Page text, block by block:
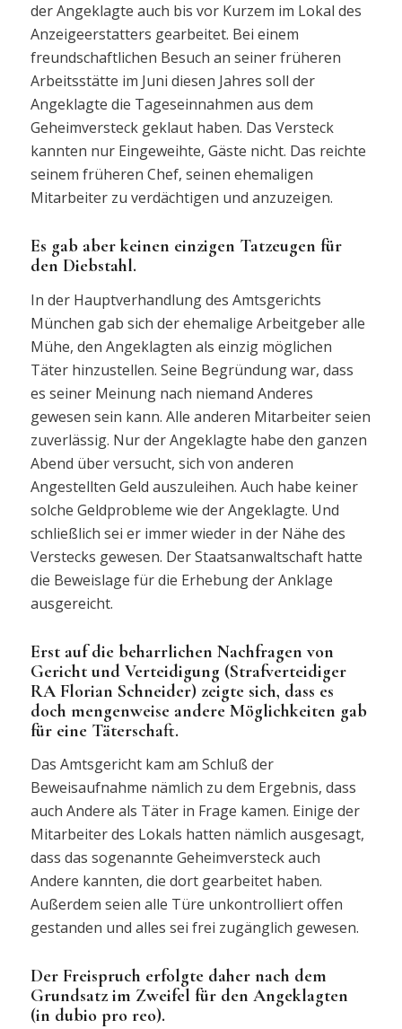
der Angeklagte auch bis vor Kurzem im Lokal des
Anzeigeerstatters gearbeitet. Bei einem
freundschaftlichen Besuch an seiner früheren
Arbeitsstätte im Juni diesen Jahres soll der
Angeklagte die Tageseinnahmen aus dem
Geheimversteck geklaut haben. Das Versteck
kannten nur Eingeweihte, Gäste nicht. Das reichte
seinem früheren Chef, seinen ehemaligen
Mitarbeiter zu verdächtigen und anzuzeigen.
Es gab aber keinen einzigen Tatzeugen für
den Diebstahl.
In der Hauptverhandlung des Amtsgerichts
München gab sich der ehemalige Arbeitgeber alle
Mühe, den Angeklagten als einzig möglichen
Täter hinzustellen. Seine Begründung war, dass
es seiner Meinung nach niemand Anderes
gewesen sein kann. Alle anderen Mitarbeiter seien
zuverlässig. Nur der Angeklagte habe den ganzen
Abend über versucht, sich von anderen
Angestellten Geld auszuleihen. Auch habe keiner
solche Geldprobleme wie der Angeklagte. Und
schließlich sei er immer wieder in der Nähe des
Verstecks gewesen. Der Staatsanwaltschaft hatte
die Beweislage für die Erhebung der Anklage
ausgereicht.
Erst auf die beharrlichen Nachfragen von
Gericht und Verteidigung (Strafverteidiger
RA Florian Schneider) zeigte sich, dass es
doch mengenweise andere Möglichkeiten gab
für eine Täterschaft.
Das Amtsgericht kam am Schluß der
Beweisaufnahme nämlich zu dem Ergebnis, dass
auch Andere als Täter in Frage kamen. Einige der
Mitarbeiter des Lokals hatten nämlich ausgesagt,
dass das sogenannte Geheimversteck auch
Andere kannten, die dort gearbeitet haben.
Außerdem seien alle Türe unkontrolliert offen
gestanden und alles sei frei zugänglich gewesen.
Der Freispruch erfolgte daher nach dem
Grundsatz im Zweifel für den Angeklagten
(in dubio pro reo).